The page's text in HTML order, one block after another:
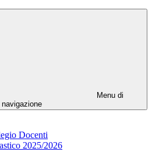
Menu di
navigazione
Docenti
2025/2026